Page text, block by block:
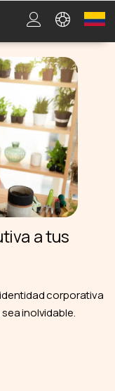
a tus
corporativa
inolvidable.